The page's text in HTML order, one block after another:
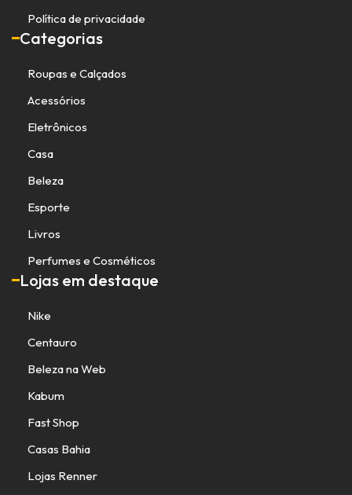
Política de privacidade
Categorias
Roupas e Calçados
Acessórios
Eletrônicos
Casa
Beleza
Esporte
Livros
Perfumes e Cosméticos
Lojas em destaque
Nike
Centauro
Beleza na Web
Kabum
Fast Shop
Casas Bahia
Lojas Renner